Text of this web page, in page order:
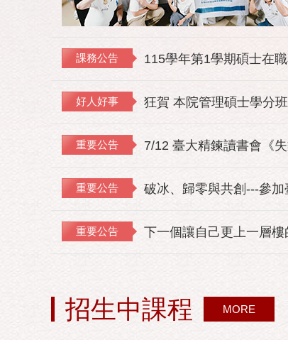
課務公告 115學年第1學期碩士在
好人好事 狂賀 本院管理碩士學分
重要公告 7/12 臺大精鍊讀書會《
重要公告 破冰、歸零與共創---參加
重要公告 下一個讓自己更上一層
招生中課程 MORE